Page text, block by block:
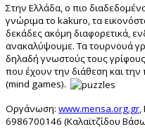
Στην Ελλάδα, ο πιο
γνώριμα το kakuro, τα
δεκάδες ακόμη διαφορετικά,
ανακαλύψουμε.Τα τουρνουά
δηλαδή γνωστούς τους
που έχουν την διάθεση και την
(mind games).
Οργάνωση: www.mensa.org.gr,
6986700146 (Καλαϊτζίδου